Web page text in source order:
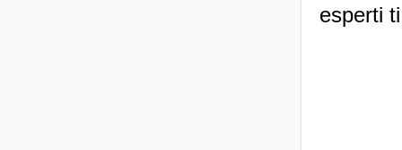
esperti